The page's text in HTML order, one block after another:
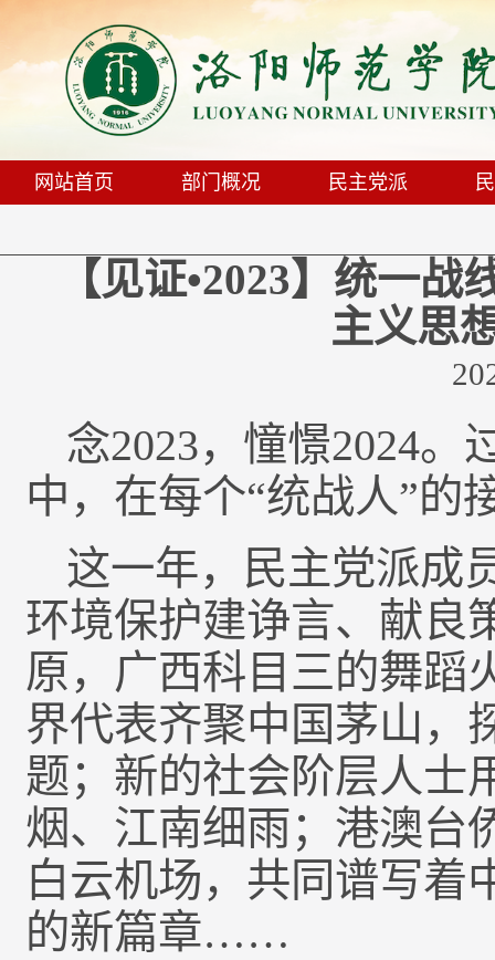
网站首页 部门概况 民主党派
【见证•2023】统一
主义思
念2023，憧憬2024
中，在每个“统战人”的
这一年，民主党派成
环境保护建诤言、献良
原，广西科目三的舞蹈
界代表齐聚中国茅山，
题；新的社会阶层人士
烟、江南细雨；港澳台
白云机场，共同谱写着
的新篇章……